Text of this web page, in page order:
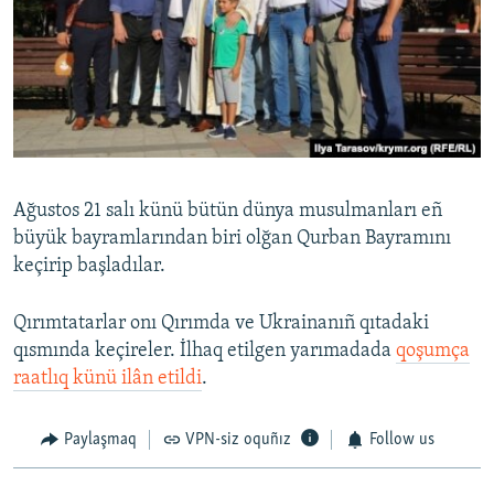
Ağustos 21 salı künü bütün dünya musulmanları eñ
büyük bayramlarından biri olğan Qurban Bayramını
keçirip başladılar.
Qırımtatarlar onı Qırımda ve Ukrainanıñ qıtadaki
qısmında keçireler. İlhaq etilgen yarımadada qoşumça
raatlıq künü ilân etildi.
Paylaşmaq VPN-siz oquñız Follow us